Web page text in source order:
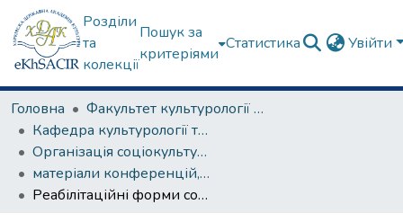
Розділи
та
колекції
Пошук за
критеріями
Статистика Увійти
Головна
Факультет культурології та соціальних комунікацій
Кафедра культурології та музеєзнавства
Організація соціокультурної діяльності
матеріали конференцій, семінарів, круглих столів та ін.
Реабілітаційні форми соціокультурної діяльності